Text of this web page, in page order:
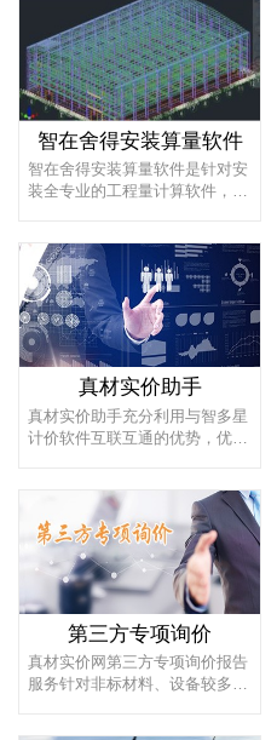
智在舍得安装算量软件
智在舍得安装算量软件是针对安
装全专业的工程量计算软件，支
真材实价助手
真材实价助手充分利用与智多星
计价软件互联互通的优势，优化
第三方专项询价
真材实价网第三方专项询价报告
服务针对非标材料、设备较多的